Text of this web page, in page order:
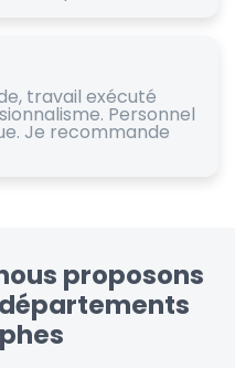
travail exécuté
Personnel
Je recommande
proposons